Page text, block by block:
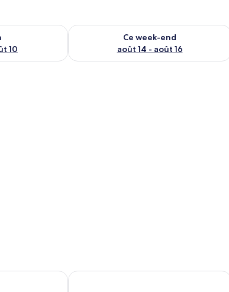
10
demain août 9 - août 10
Ce week-end
août 14 - août 16
Vérifier la disponibilité pour ce week-
et un verre, sur un balcon donnant sur une montagne et la mer.
Kalypso Studios